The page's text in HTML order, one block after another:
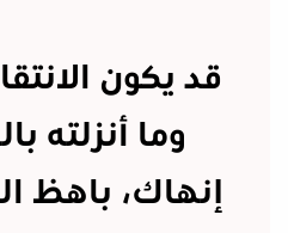
قد يكون
وما أنزلته